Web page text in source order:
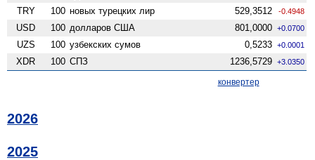
TRY 100 новых турецких лир 529,3512 -0.4948
USD 100 долларов США 801,0000 +0.0700
UZS 100 узбекских сумов 0,5233 +0.0001
XDR 100 СПЗ 1236,5729 +3.0350
конвертер
2026
2025